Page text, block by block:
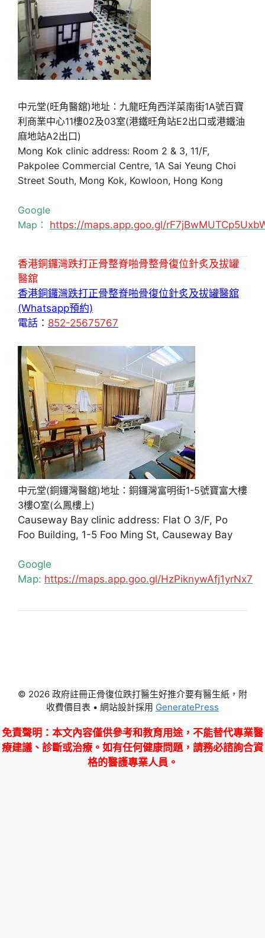
中元堂(旺角醫舘)地址：九龍旺角西洋菜南街1A號百寶
利商業中心11樓02及03室(港鐵旺角站E2出口或港鐵油
麻地站A2出口)
Mong Kok clinic address: Room 2 & 3, 11/F,
Pakpolee Commercial Centre, 1A Sai Yeung Choi
Street South, Mong Kok, Kowloon, Hong Kong
Google
Map： https://maps.app.goo.gl/
香港銅鑼灣跌打正骨整脊啪骨整骨復位針炙及拔罐
醫舘
香港銅鑼灣跌打正骨整脊啪骨復位針炙及拔罐醫舘
(Whatsapp預約)
電話： 852-25675767
中元堂(銅鑼灣醫舘)地址：銅鑼灣富明街1-5號寶富大樓
3樓O室(么鳳樓上)
Causeway Bay clinic address: Flat O 3/F, Po
Foo Building, 1-5 Foo Ming St, Causeway Bay
Google
Map: https://maps.app.goo.gl/HzPiknywAfj1yrNx7
© 2026 政府註冊正骨復位跌打醫生好推介要有醫生紙，附
收費價目表 • 網站設計採用 GeneratePress
免責聲明 ：本文內容僅供參考和教育用途，不能替代專業醫
療建議、診斷或治療。如有任何健康問題，請務必諮詢合資
格的醫護專業人員。